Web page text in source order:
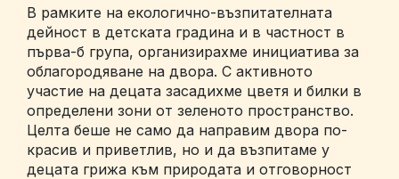
В рамките на екологично-възпитателната
дейност в детската градина и в частност в
първа-б група, организирахме инициатива за
облагородяване на двора. С активното
участие на децата засадихме цветя и билки в
определени зони от зеленото пространство.
Целта беше не само да направим двора по-
красив и приветлив, но и да възпитаме у
децата грижа към природата и отговорност